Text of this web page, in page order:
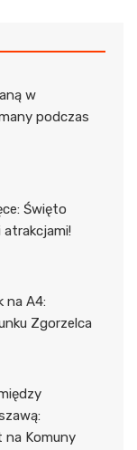
w
podczas
Święto
atrakcjami!
na A4:
Zgorzelca
na Komuny